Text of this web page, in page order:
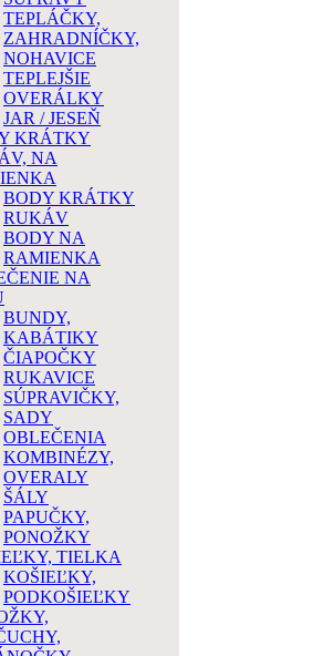
TEPLÁČKY,
ZAHRADNÍČKY,
NOHAVICE
TEPLEJŠIE
OVERÁLKY
JAR / JESEŇ
KRÁTKY
NA
BODY KRÁTKY
RUKÁV
BODY NA
RAMIENKA
NA
BUNDY,
KABÁTIKY
ČIAPOČKY
RUKAVICE
SÚPRAVIČKY,
SADY
OBLEČENIA
KOMBINÉZY,
OVERALY
ŠÁLY
PAPUČKY,
PONOŽKY
TIELKA
KOŠIEĽKY,
PODKOŠIEĽKY